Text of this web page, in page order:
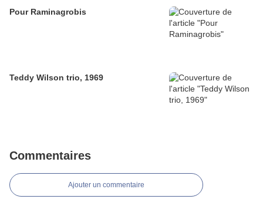
Pour Raminagrobis
Teddy Wilson trio, 1969
Commentaires
Ajouter un commentaire